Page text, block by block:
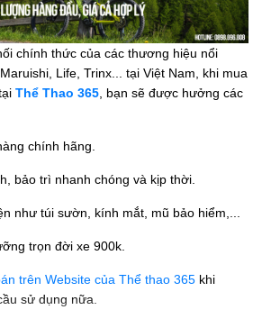
chính thức của các thương hiệu nổi
Life, Trinx... tại Việt Nam, khi mua
Thể Thao 365 , bạn sẽ được hưởng các
chính hãng.
bảo trì nhanh chóng và kịp thời.
như túi sườn, kính mắt, mũ bảo hiểm,...
trọn đời xe 900k.
trên Website của Thể thao 365 khi
sử dụng nữa.